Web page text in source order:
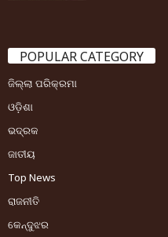
POPULAR CATEGORY
ଜିଲ୍ଲା ପରିକ୍ରମା
ଓଡ଼ିଶା
ଭଦ୍ରକ
ଜାତୀୟ
Top News
ରାଜନୀତି
କେନ୍ଦୁଝର